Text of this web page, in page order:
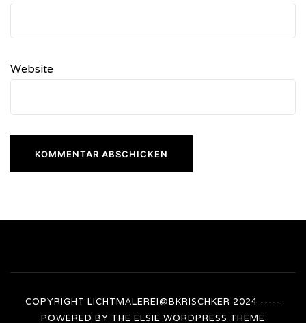
Website
COPYRIGHT LICHTMALEREI@BKRISCHKER 2024 -----
POWERED BY THE ELSIE WORDPRESS THEME